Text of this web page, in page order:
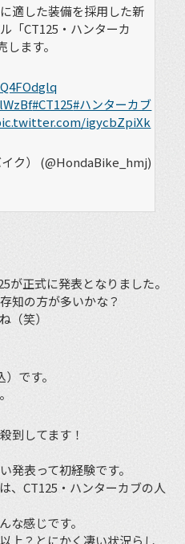
適した装備を採用した新
「CT125・ハンターカ
ます。
#CT125#ハンターカブ
igycbZpiXk
ク） (@HondaBike_hmj)
が正式に発表となりました。
知の方が多いかな？
（笑）
です。
到してます！
発表って初経験です。
、CT125・ハンターカブの人
な感じです。